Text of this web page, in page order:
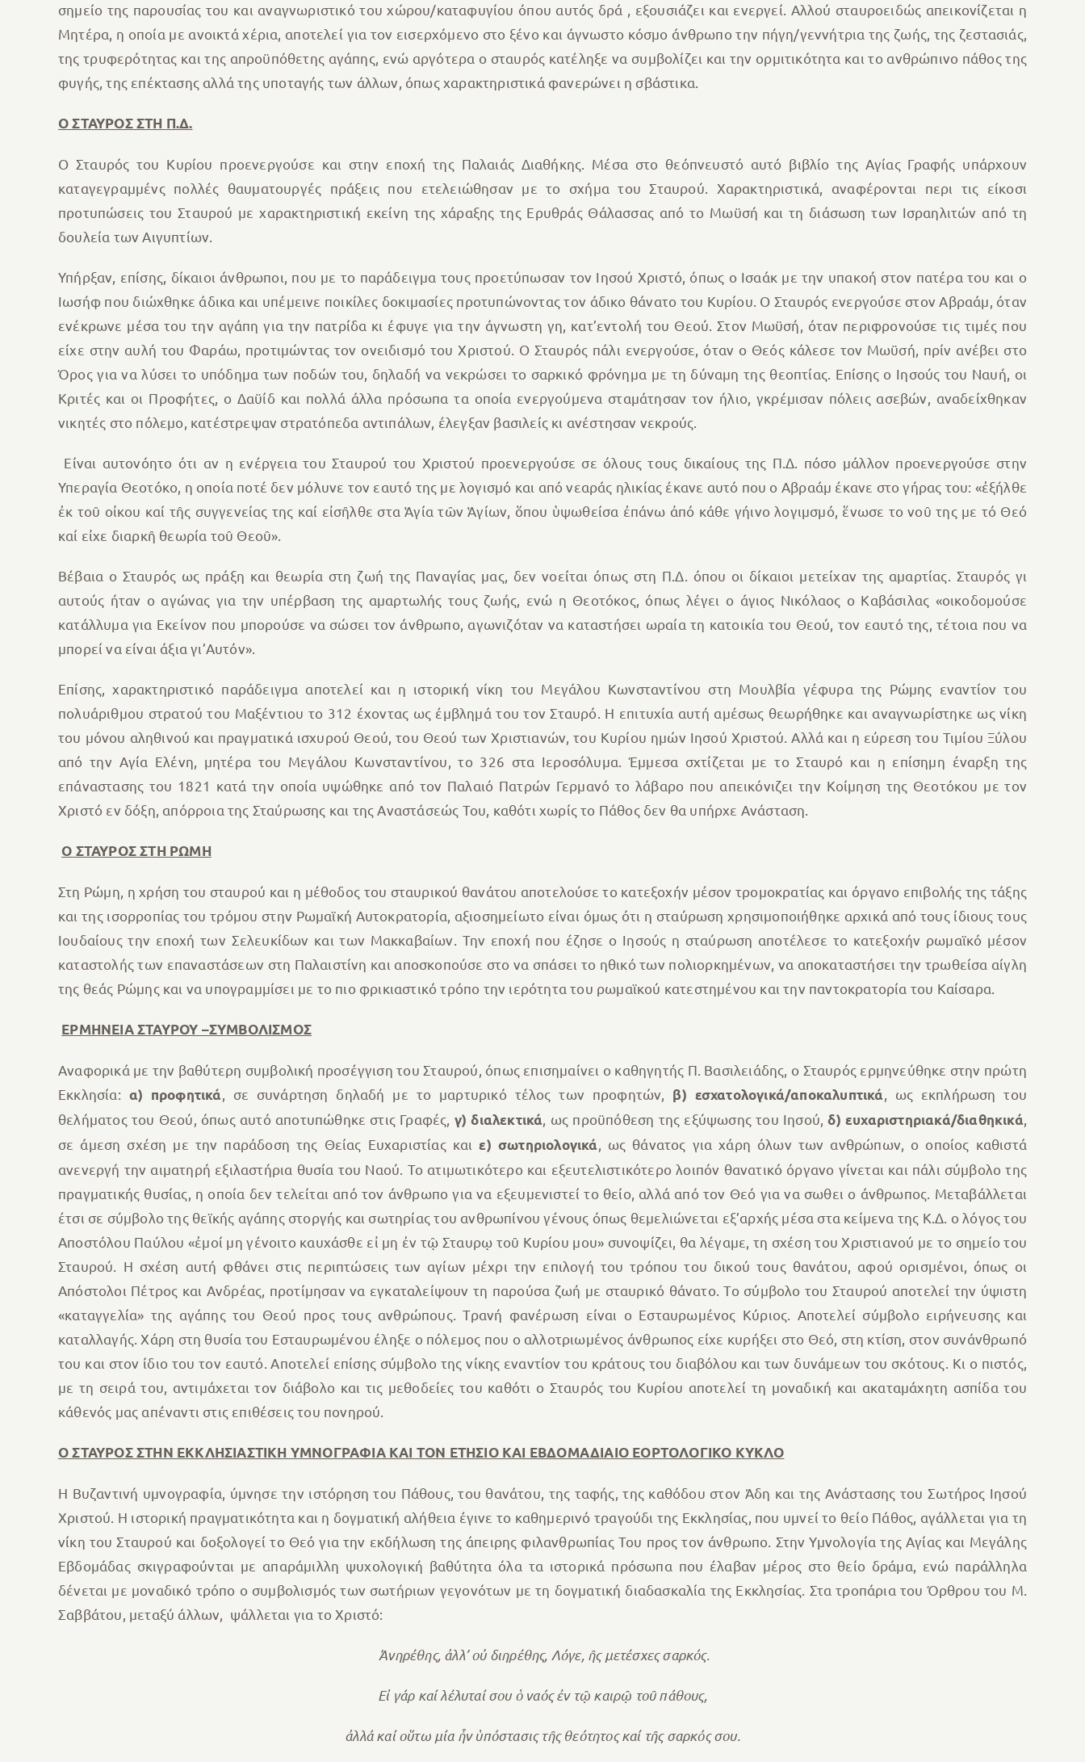
σημείο της παρουσίας του και αναγνωριστικό του χώρου/καταφυγίου όπου αυτός δρά , εξουσιάζει και ενεργεί. Αλλού σταυροειδώς απεικονίζεται η
Μητέρα, η οποία με ανοικτά χέρια, αποτελεί για τον εισερχόμενο στο ξένο και άγνωστο κόσμο άνθρωπο την πήγη/γεννήτρια της ζωής, της ζεστασιάς,
της τρυφερότητας και της απροϋπόθετης αγάπης, ενώ αργότερα ο σταυρός κατέληξε να συμβολίζει και την ορμιτικότητα και το ανθρώπινο πάθος της
φυγής, της επέκτασης αλλά της υποταγής των άλλων, όπως χαρακτηριστικά φανερώνει η σβάστικα.
Ο ΣΤΑΥΡΟΣ ΣΤΗ Π.Δ.
Ο Σταυρός του Κυρίου προενεργούσε και στην εποχή της Παλαιάς Διαθήκης. Μέσα στο θεόπνευστό αυτό βιβλίο της Αγίας Γραφής υπάρχουν
καταγεγραμμένς πολλές θαυματουργές πράξεις που ετελειώθησαν με το σχήμα του Σταυρού. Χαρακτηριστικά, αναφέρονται περι τις είκοσι
προτυπώσεις του Σταυρού με χαρακτηριστική εκείνη της χάραξης της Ερυθράς Θάλασσας από το Μωϋσή και τη διάσωση των Ισραηλιτών από τη
δουλεία των Αιγυπτίων.
Υπήρξαν, επίσης, δίκαιοι άνθρωποι, που με το παράδειγμα τους προετύπωσαν τον Ιησού Χριστό, όπως ο Ισαάκ με την υπακοή στον πατέρα του και ο
Ιωσήφ που διώχθηκε άδικα και υπέμεινε ποικίλες δοκιμασίες προτυπώνοντας τον άδικο θάνατο του Κυρίου. Ο Σταυρός ενεργούσε στον Αβραάμ, όταν
ενέκρωνε μέσα του την αγάπη για την πατρίδα κι έφυγε για την άγνωστη γη, κατ’εντολή του Θεού. Στον Μωϋσή, όταν περιφρονούσε τις τιμές που
είχε στην αυλή του Φαράω, προτιμώντας τον ονειδισμό του Χριστού. Ο Σταυρός πάλι ενεργούσε, όταν ο Θεός κάλεσε τον Μωϋσή, πρίν ανέβει στο
Όρος για να λύσει το υπόδημα των ποδών του, δηλαδή να νεκρώσει το σαρκικό φρόνημα με τη δύναμη της θεοπτίας. Επίσης ο Ιησούς του Ναυή, οι
Κριτές και οι Προφήτες, ο Δαϋίδ και πολλά άλλα πρόσωπα τα οποία ενεργούμενα σταμάτησαν τον ήλιο, γκρέμισαν πόλεις ασεβών, αναδείχθηκαν
νικητές στο πόλεμο, κατέστρεψαν στρατόπεδα αντιπάλων, έλεγξαν βασιλείς κι ανέστησαν νεκρούς.
Είναι αυτονόητο ότι αν η ενέργεια του Σταυρού του Χριστού προενεργούσε σε όλους τους δικαίους της Π.Δ. πόσο μάλλον προενεργούσε στην
Υπεραγία Θεοτόκο, η οποία ποτέ δεν μόλυνε τον εαυτό της με λογισμό και από νεαράς ηλικίας έκανε αυτό που ο Αβραάμ έκανε στο γήρας του: «ἐξήλθε
ἐκ τοῦ οἰκου καί τῆς συγγενείας της καί εἰσῆλθε στα Ἁγία τῶν Ἁγίων, ὅπου ὑψωθείσα ἐπάνω ἀπό κάθε γήινο λογιμσμό, ἕνωσε το νοῦ της με τό Θεό
καί εἰχε διαρκῆ θεωρία τοῦ Θεοῦ».
Βέβαια ο Σταυρός ως πράξη και θεωρία στη ζωή της Παναγίας μας, δεν νοείται όπως στη Π.Δ. όπου οι δίκαιοι μετείχαν της αμαρτίας. Σταυρός γι
αυτούς ήταν ο αγώνας για την υπέρβαση της αμαρτωλής τους ζωής, ενώ η Θεοτόκος, όπως λέγει ο άγιος Νικόλαος ο Καβάσιλας «οικοδομούσε
κατάλλυμα για Εκείνον που μπορούσε να σώσει τον άνθρωπο, αγωνιζόταν να καταστήσει ωραία τη κατοικία του Θεού, τον εαυτό της, τέτοια που να
μπορεί να είναι άξια γι’Αυτόν».
Επίσης, χαρακτηριστικό παράδειγμα αποτελεί και η ιστορική νίκη του Μεγάλου Κωνσταντίνου στη Μουλβία γέφυρα της Ρώμης εναντίον του
πολυάριθμου στρατού του Μαξέντιου το 312 έχοντας ως έμβλημά του τον Σταυρό. Η επιτυχία αυτή αμέσως θεωρήθηκε και αναγνωρίστηκε ως νίκη
του μόνου αληθινού και πραγματικά ισχυρού Θεού, του Θεού των Χριστιανών, του Κυρίου ημών Ιησού Χριστού. Αλλά και η εύρεση του Τιμίου Ξύλου
από την Αγία Ελένη, μητέρα του Μεγάλου Κωνσταντίνου, το 326 στα Ιεροσόλυμα. Έμμεσα σχτίζεται με το Σταυρό και η επίσημη έναρξη της
επάναστασης του 1821 κατά την οποία υψώθηκε από τον Παλαιό Πατρών Γερμανό το λάβαρο που απεικόνιζει την Κοίμηση της Θεοτόκου με τον
Χριστό εν δόξη, απόρροια της Σταύρωσης και της Αναστάσεώς Του, καθότι χωρίς το Πάθος δεν θα υπήρχε Ανάσταση.
Ο ΣΤΑΥΡΟΣ ΣΤΗ ΡΩΜΗ
Στη Ρώμη, η χρήση του σταυρού και η μέθοδος του σταυρικού θανάτου αποτελούσε το κατεξοχήν μέσον τρομοκρατίας και όργανο επιβολής της τάξης
και της ισορροπίας του τρόμου στην Ρωμαϊκή Αυτοκρατορία, αξιοσημείωτο είναι όμως ότι η σταύρωση χρησιμοποιήθηκε αρχικά από τους ίδιους τους
Ιουδαίους την εποχή των Σελευκίδων και των Μακκαβαίων. Την εποχή που έζησε ο Ιησούς η σταύρωση αποτέλεσε το κατεξοχήν ρωμαϊκό μέσον
καταστολής των επαναστάσεων στη Παλαιστίνη και αποσκοπούσε στο να σπάσει το ηθικό των πολιορκημένων, να αποκαταστήσει την τρωθείσα αίγλη
της θεάς Ρώμης και να υπογραμμίσει με το πιο φρικιαστικό τρόπο την ιερότητα του ρωμαϊκού κατεστημένου και την παντοκρατορία του Καίσαρα.
ΕΡΜΗΝΕΙΑ ΣΤΑΥΡΟΥ –ΣΥΜΒΟΛΙΣΜΟΣ
Αναφορικά με την βαθύτερη συμβολική προσέγγιση του Σταυρού, όπως επισημαίνει ο καθηγητής Π. Βασιλειάδης, ο Σταυρός ερμηνεύθηκε στην πρώτη
Εκκλησία: α) προφητικά , σε συνάρτηση δηλαδή με το μαρτυρικό τέλος των προφητών, β) εσχατολογικά/αποκαλυπτικά , ως εκπλήρωση του
θελήματος του Θεού, όπως αυτό αποτυπώθηκε στις Γραφές, γ) διαλεκτικά , ως προϋπόθεση της εξύψωσης του Ιησού,δ) ευχαριστηριακά/διαθηκικά
σε άμεση σχέση με την παράδοση της Θείας Ευχαριστίας καιε) σωτηριολογικά , ως θάνατος για χάρη όλων των ανθρώπων, ο οποίος καθιστά
ανενεργή την αιματηρή εξιλαστήρια θυσία του Ναού. Το ατιμωτικότερο και εξευτελιστικότερο λοιπόν θανατικό όργανο γίνεται και πάλι σύμβολο της
πραγματικής θυσίας, η οποία δεν τελείται από τον άνθρωπο για να εξευμενιστεί το θείο, αλλά από τον Θεό για να σωθει ο άνθρωπος. Μεταβάλλεται
έτσι σε σύμβολο της θεϊκής αγάπης στοργής και σωτηρίας του ανθρωπίνου γένους όπως θεμελιώνεται εξ’αρχής μέσα στα κείμενα της Κ.Δ. ο λόγος του
Αποστόλου Παύλου «ἐμοί μη γένοιτο καυχάσθε εἰ μη ἐν τῷ Σταυρῳ τοῦ Κυρίου μου» συνοψίζει, θα λέγαμε, τη σχέση του Χριστιανού με το σημείο του
Σταυρού. Η σχέση αυτή φθάνει στις περιπτώσεις των αγίων μέχρι την επιλογή του τρόπου του δικού τους θανάτου, αφού ορισμένοι, όπως οι
Απόστολοι Πέτρος και Ανδρέας, προτίμησαν να εγκαταλείψουν τη παρούσα ζωή με σταυρικό θάνατο. Το σύμβολο του Σταυρού αποτελεί την ύψιστη
«καταγγελία» της αγάπης του Θεού προς τους ανθρώπους. Τρανή φανέρωση είναι ο Εσταυρωμένος Κύριος. Αποτελεί σύμβολο ειρήνευσης και
καταλλαγής. Χάρη στη θυσία του Εσταυρωμένου έληξε ο πόλεμος που ο αλλοτριωμένος άνθρωπος είχε κυρήξει στο Θεό, στη κτίση, στον συνάνθρωπό
του και στον ίδιο του τον εαυτό. Αποτελεί επίσης σύμβολο της νίκης εναντίον του κράτους του διαβόλου και των δυνάμεων του σκότους. Κι ο πιστός,
με τη σειρά του, αντιμάχεται τον διάβολο και τις μεθοδείες του καθότι ο Σταυρός του Κυρίου αποτελεί τη μοναδική και ακαταμάχητη ασπίδα του
κάθενός μας απέναντι στις επιθέσεις του πονηρού.
Ο ΣΤΑΥΡΟΣ ΣΤΗΝ ΕΚΚΛΗΣΙΑΣΤΙΚΗ ΥΜΝΟΓΡΑΦΙΑ ΚΑΙ ΤΟΝ ΕΤΗΣΙΟ ΚΑΙ ΕΒΔΟΜΑΔΙΑΙΟ ΕΟΡΤΟΛΟΓΙΚΟ ΚΥΚΛΟ
Η Βυζαντινή υμνογραφία, ύμνησε την ιστόρηση του Πάθους, του θανάτου, της ταφής, της καθόδου στον Άδη και της Ανάστασης του Σωτήρος Ιησού
Χριστού. Η ιστορική πραγματικότητα και η δογματική αλήθεια έγινε το καθημερινό τραγούδι της Εκκλησίας, που υμνεί το θείο Πάθος, αγάλλεται για τη
νίκη του Σταυρού και δοξολογεί το Θεό για την εκδήλωση της άπειρης φιλανθρωπίας Του προς τον άνθρωπο. Στην Υμνολογία της Αγίας και Μεγάλης
Εβδομάδας σκιγραφούνται με απαράμιλλη ψυχολογική βαθύτητα όλα τα ιστορικά πρόσωπα που έλαβαν μέρος στο θείο δράμα, ενώ παράλληλα
δένεται με μοναδικό τρόπο ο συμβολισμός των σωτήριων γεγονότων με τη δογματική διαδασκαλία της Εκκλησίας. Στα τροπάρια του Όρθρου του Μ.
Σαββάτου, μεταξύ άλλων, ψάλλεται για το Χριστό:
Ἀνηρέθης, ἀλλ’ οὐ διηρέθης, Λόγε, ῆς μετέσχες σαρκός.
Εἰ γάρ καί λέλυταί σου ὁ ναός ἐν τῷ καιρῷ τοῦ πάθους,
ἀλλά καί οὕτω μία ἦν ὑπόστασις τῆς θεότητος καί τῆς σαρκός σου.